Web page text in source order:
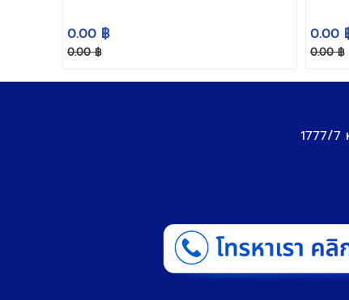
0.00 ฿
0.00 ฿
0.00
0.00 ฿
1777/7